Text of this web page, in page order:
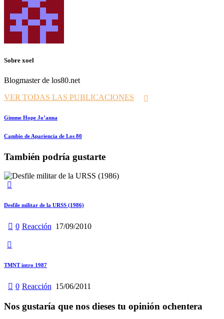
Sobre xoel
Blogmaster de los80.net
VER TODAS LAS PUBLICACIONES
Navegación
de
Prev
Gimme Hope Jo’anna
Siguiente
Cambio de Apariencia de Los 80
También podría gustarte
Desfile militar de la URSS (1986)
0 Reacción 17/09/2010
TMNT intro 1987
0 Reacción 15/06/2011
Nos gustaría que nos dieses tu opinión ochentera